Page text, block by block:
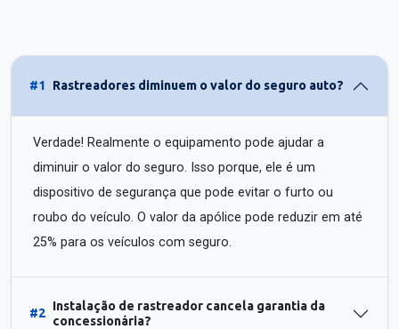
#1 Rastreadores diminuem o valor do seguro auto?
Verdade! Realmente o equipamento pode ajudar a
diminuir o valor do seguro. Isso porque, ele é um
dispositivo de segurança que pode evitar o furto ou
roubo do veículo. O valor da apólice pode reduzir em até
25% para os veículos com seguro.
#2
Instalação de rastreador cancela garantia da
concessionária?